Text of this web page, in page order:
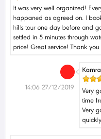
It was very well organized!
happaned as agreed on. I
hills tour one day before and
settled in 5 minutes through
price! Great service! Thank you
Very
time
Very
14:06 27/12/2019